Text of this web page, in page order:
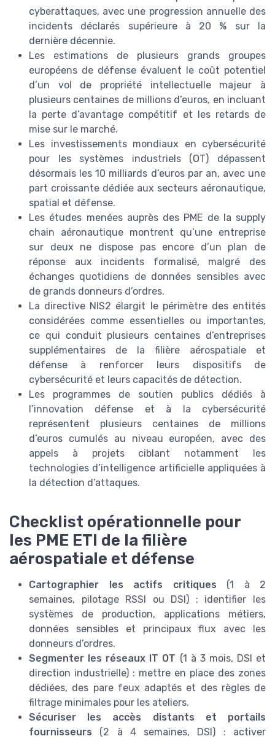
cyberattaques, avec une progression annuelle des
incidents déclarés supérieure à 20 % sur la
dernière décennie.
Les estimations de plusieurs grands groupes
européens de défense évaluent le coût potentiel
d’un vol de propriété intellectuelle majeur à
plusieurs centaines de millions d’euros, en incluant
la perte d’avantage compétitif et les retards de
mise sur le marché.
Les investissements mondiaux en cybersécurité
pour les systèmes industriels (OT) dépassent
désormais les 10 milliards d’euros par an, avec une
part croissante dédiée aux secteurs aéronautique,
spatial et défense.
Les études menées auprès des PME de la supply
chain aéronautique montrent qu’une entreprise
sur deux ne dispose pas encore d’un plan de
réponse aux incidents formalisé, malgré des
échanges quotidiens de données sensibles avec
de grands donneurs d’ordres.
La directive NIS2 élargit le périmètre des entités
considérées comme essentielles ou importantes,
ce qui conduit plusieurs centaines d’entreprises
supplémentaires de la filière aérospatiale et
défense à renforcer leurs dispositifs de
cybersécurité et leurs capacités de détection.
Les programmes de soutien publics dédiés à
l’innovation défense et à la cybersécurité
représentent plusieurs centaines de millions
d’euros cumulés au niveau européen, avec des
appels à projets ciblant notamment les
technologies d’intelligence artificielle appliquées à
la détection d’attaques.
Checklist opérationnelle pour
les PME ETI de la filière
aérospatiale et défense
Cartographier les actifs critiques (1 à 2
semaines, pilotage RSSI ou DSI) : identifier les
systèmes de production, applications métiers,
données sensibles et principaux flux avec les
donneurs d’ordres.
Segmenter les réseaux IT OT (1 à 3 mois, DSI et
direction industrielle) : mettre en place des zones
dédiées, des pare feux adaptés et des règles de
filtrage minimales pour les ateliers.
Sécuriser les accès distants et portails
fournisseurs (2 à 4 semaines, DSI) : activer